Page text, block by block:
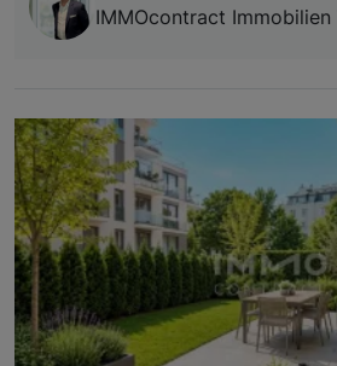
IMMOcontract